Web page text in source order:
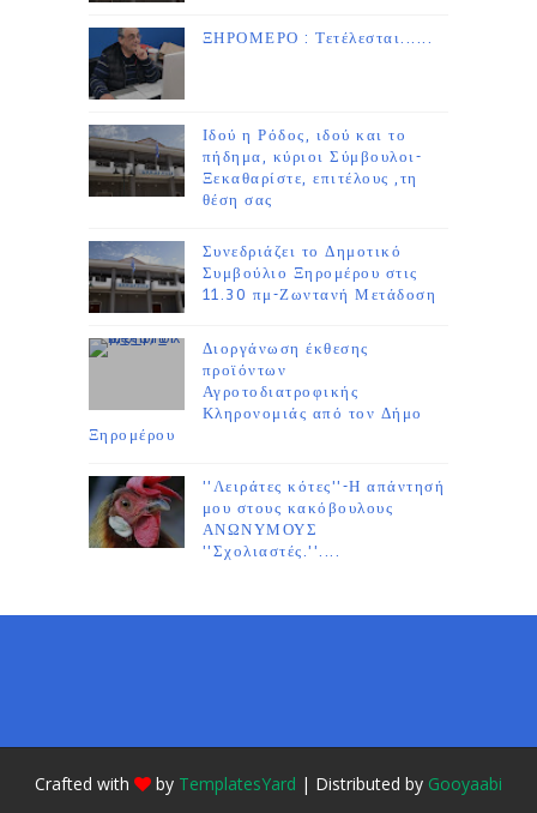
ΞΗΡΟΜΕΡΟ : Τετέλεσται......
Ιδού η Ρόδος, ιδού και το
πήδημα, κύριοι Σύμβουλοι-
Ξεκαθαρίστε, επιτέλους ,τη
θέση σας
Συνεδριάζει το Δημοτικό
Συμβούλιο Ξηρομέρου στις
11.30 πμ-Ζωντανή Μετάδοση
Διοργάνωση έκθεσης
προϊόντων
Αγροτοδιατροφικής
Κληρονομιάς από τον Δήμο
Ξηρομέρου
''Λειράτες κότες''-Η απάντησή
μου στους κακόβουλους
ΑΝΩΝΥΜΟΥΣ
''Σχολιαστές.''....
Crafted with by TemplatesYard | Distributed by Gooyaabi